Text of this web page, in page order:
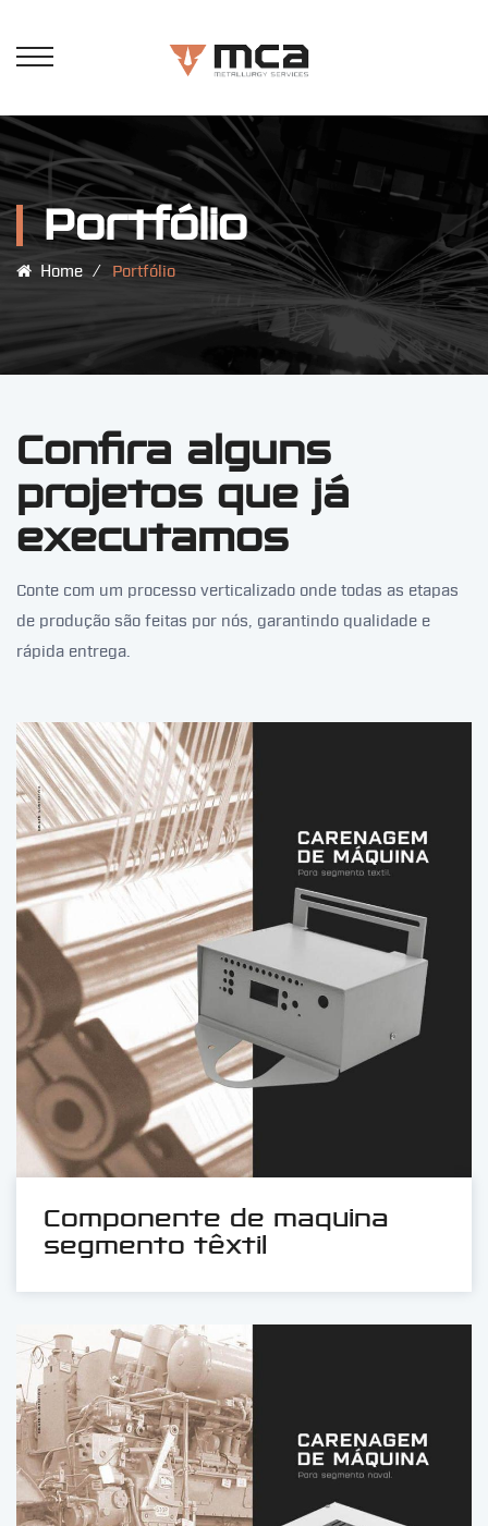
Portfólio
Home ⁄ Portfólio
Confira alguns
projetos que já
executamos
Conte com um processo verticalizado onde todas as etapas
de produção são feitas por nós, garantindo qualidade e
rápida entrega.
Componente de maquina
segmento têxtil